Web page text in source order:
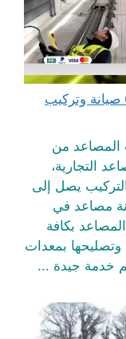
صيانة مصاعد في الكويت 65542233 صيانة وتركيب
المصاعد من
التجارية،
يصل إلى
مصاعد في
بكافة
وتصليحها بمعدات
خدمة جيدة ...